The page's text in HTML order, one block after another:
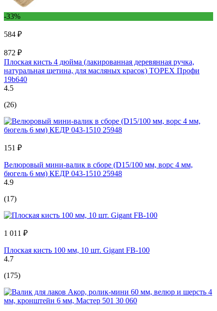
-33%
584 ₽
872 ₽
Плоская кисть 4 дюйма (лакированная деревянная ручка,
натуральная щетина, для масляных красок) TOPEX Профи
19b640
4.5
(26)
151 ₽
Велюровый мини-валик в сборе (D15/100 мм, ворс 4 мм,
бюгель 6 мм) КЕДР 043-1510 25948
4.9
(17)
1 011 ₽
Плоская кисть 100 мм, 10 шт. Gigant FB-100
4.7
(175)